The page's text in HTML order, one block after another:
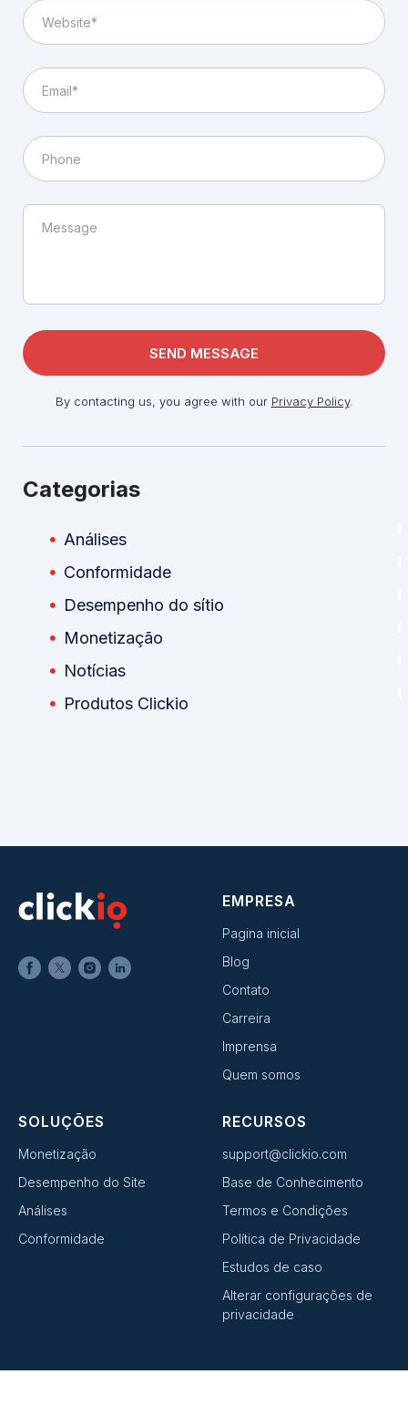
By contacting us, you agree with our Privacy Policy.
Categorias
Análises
Conformidade
Desempenho do sítio
Monetização
Notícias
Produtos Clickio
EMPRESA
Pagina inicial
Blog
Contato
Carreira
Imprensa
Quem somos
SOLUÇÕES
Monetização
Desempenho do Site
Análises
Conformidade
RECURSOS
support@clickio.com
Base de Conhecimento
Termos e Condições
Política de Privacidade
Estudos de caso
Alterar configurações de
privacidade